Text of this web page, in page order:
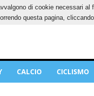
CONTATTI COOKIES
CALCIO CICLISMO
di cookie necessari
questa pagina,